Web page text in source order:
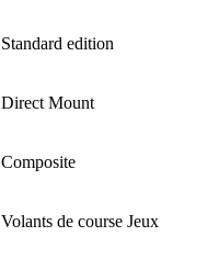
Standard edition
Direct Mount
Composite
Volants de course Jeux